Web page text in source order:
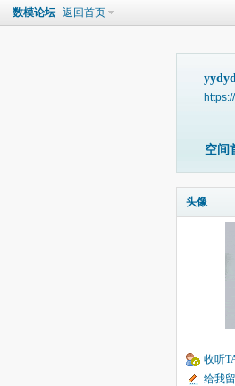
数模论坛 返回首页
空间
头像
收听
给我